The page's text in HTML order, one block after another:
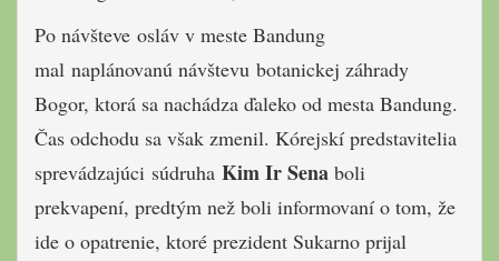
Po návšteve osláv v meste Bandung
mal naplánovanú návštevu botanickej záhrady
Bogor, ktorá sa nachádza ďaleko od mesta Bandung.
Čas odchodu sa však zmenil. Kórejskí predstavitelia
sprevádzajúci súdruha Kim Ir Sena boli
prekvapení, predtým než boli informovaní o tom, že
ide o opatrenie, ktoré prezident Sukarno prijal